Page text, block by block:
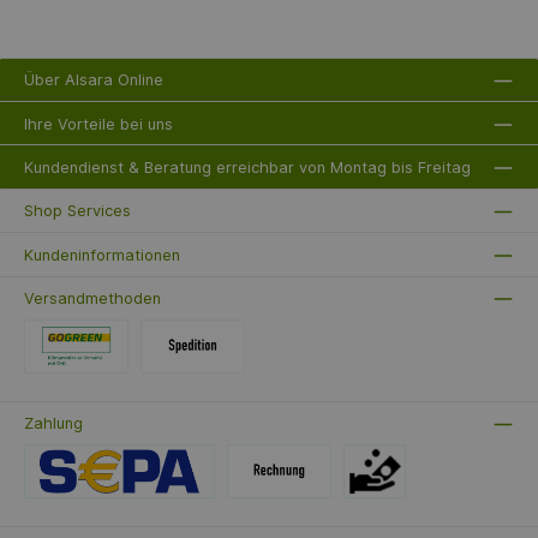
Über Alsara Online
Ihre Vorteile bei uns
Kundendienst & Beratung erreichbar von Montag bis Freitag
Shop Services
Kundeninformationen
Versandmethoden
Zahlung